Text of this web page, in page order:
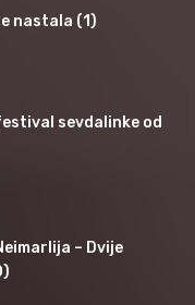
nastala (1)
sevdalinke od
– Dvije